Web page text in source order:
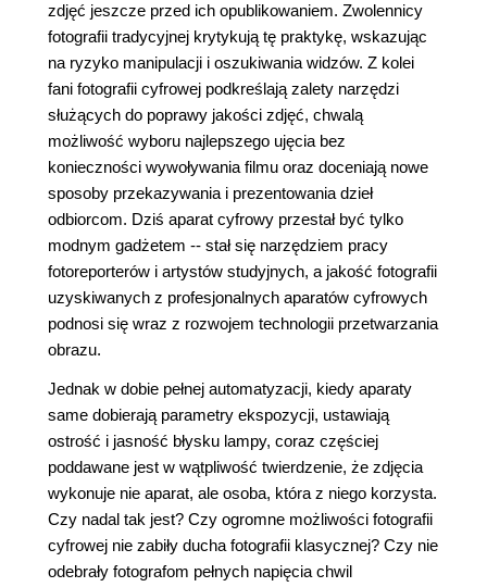
zdjęć jeszcze przed ich opublikowaniem. Zwolennicy
fotografii tradycyjnej krytykują tę praktykę, wskazując
na ryzyko manipulacji i oszukiwania widzów. Z kolei
fani fotografii cyfrowej podkreślają zalety narzędzi
służących do poprawy jakości zdjęć, chwalą
możliwość wyboru najlepszego ujęcia bez
konieczności wywoływania filmu oraz doceniają nowe
sposoby przekazywania i prezentowania dzieł
odbiorcom. Dziś aparat cyfrowy przestał być tylko
modnym gadżetem -- stał się narzędziem pracy
fotoreporterów i artystów studyjnych, a jakość fotografii
uzyskiwanych z profesjonalnych aparatów cyfrowych
podnosi się wraz z rozwojem technologii przetwarzania
obrazu.
Jednak w dobie pełnej automatyzacji, kiedy aparaty
same dobierają parametry ekspozycji, ustawiają
ostrość i jasność błysku lampy, coraz częściej
poddawane jest w wątpliwość twierdzenie, że zdjęcia
wykonuje nie aparat, ale osoba, która z niego korzysta.
Czy nadal tak jest? Czy ogromne możliwości fotografii
cyfrowej nie zabiły ducha fotografii klasycznej? Czy nie
odebrały fotografom pełnych napięcia chwil